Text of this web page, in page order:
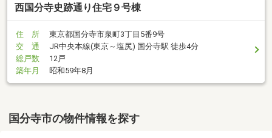
西国分寺史跡通り住宅９号棟
住 所
東京都国分寺市泉町3丁目5番9号
交 通
JR中央本線(東京～塩尻) 国分寺駅 徒歩4分
総戸数
12戸
築年月
昭和59年8月
国分寺市の物件情報を探す